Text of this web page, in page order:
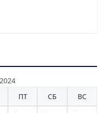
ПТ СБ ВС